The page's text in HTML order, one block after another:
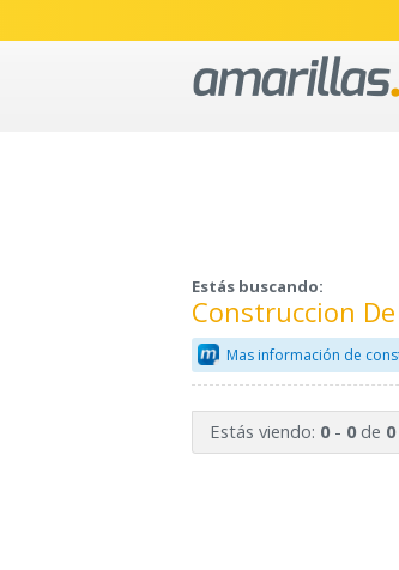
Estás buscando:
Construccion
Mas información de
Estás viendo: 0- 0de 0